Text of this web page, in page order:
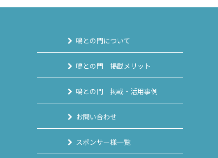
鳴との門について
鳴との門 掲載メリット
鳴との門 掲載・活用事例
お問い合わせ
スポンサー様一覧